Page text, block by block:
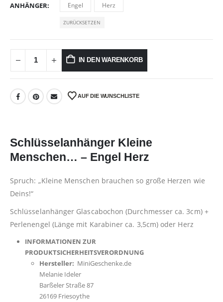
ANHÄNGER Engel Herz
ZURÜCKSETZEN
IN DEN WARENKORB
AUF DIE WUNSCHLISTE
Schlüsselanhänger Kleine
Menschen… – Engel Herz
Spruch: „Kleine Menschen brauchen so große Herzen wie
Deins!“
Schlüsselanhänger Glascabochon (Durchmesser ca. 3cm) +
Perlenengel (Länge mit Karabiner ca. 3,5cm) oder Herz
INFORMATIONEN ZUR
PRODUKTSICHERHEITSVERORDNUNG
Hersteller: MiniGeschenke.de
Melanie Ideler
Barßeler Straße 87
26169 Friesoythe